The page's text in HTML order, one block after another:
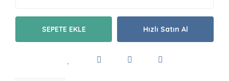
SEPETE EKLE Hızlı Satın Al